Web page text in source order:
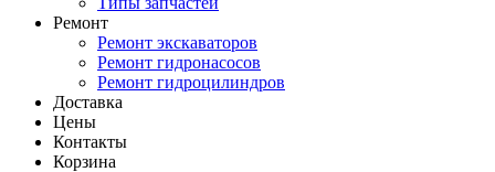
Ремонт
Ремонт экскаваторов
Ремонт гидронасосов
Ремонт гидроцилиндров
Доставка
Цены
Контакты
Корзина